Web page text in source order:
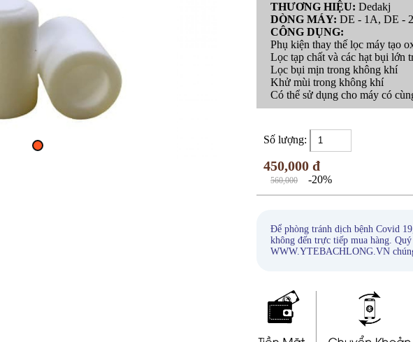
THƯƠNG HIỆU: Dedakj
DÒNG MÁY: DE - 1A, DE -
CÔNG DỤNG:
Phụ kiện thay thế lọc máy tạo
Lọc tạp chất và các hạt bụi lớn
Lọc bụi mịn trong không khí
Khử mùi trong không khí
Có thể sử dụng cho máy có
Số lượng:
450,000 đ
560,000 -20%
Để phòng tránh dịch bệnh Covid
không đến trực tiếp mua hàng.
WWW.YTEBACHLONG.VN